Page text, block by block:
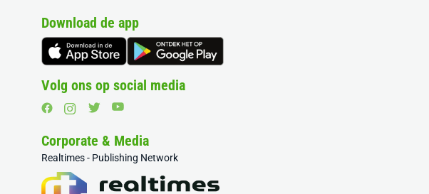
Download de app
Volg ons op social media
Corporate & Media
Realtimes - Publishing Network